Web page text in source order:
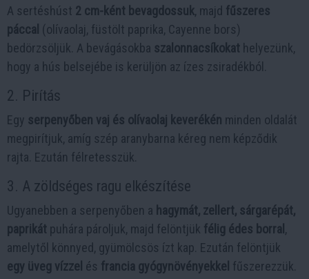
A sertéshúst 2 cm-ként bevagdossuk, majd fűszeres
páccal (olívaolaj, füstölt paprika, Cayenne bors)
bedörzsöljük. A bevágásokba szalonnacsíkokat helyezünk,
hogy a hús belsejébe is kerüljön az ízes zsiradékból.
2. Pirítás
Egy serpenyőben vaj és olívaolaj keverékén minden oldalát
megpirítjuk, amíg szép aranybarna kéreg nem képződik
rajta. Ezután félretesszük.
3. A zöldséges ragu elkészítése
Ugyanebben a serpenyőben a hagymát, zellert, sárgarépát,
paprikát puhára pároljuk, majd felöntjük félig édes borral ,
amelytől könnyed, gyümölcsös ízt kap. Ezután felöntjük
egy üveg vízzel és francia gyógynövényekkel fűszerezzük.